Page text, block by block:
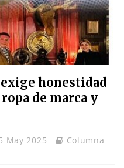
honestidad
de marca y
May 2025
Columna